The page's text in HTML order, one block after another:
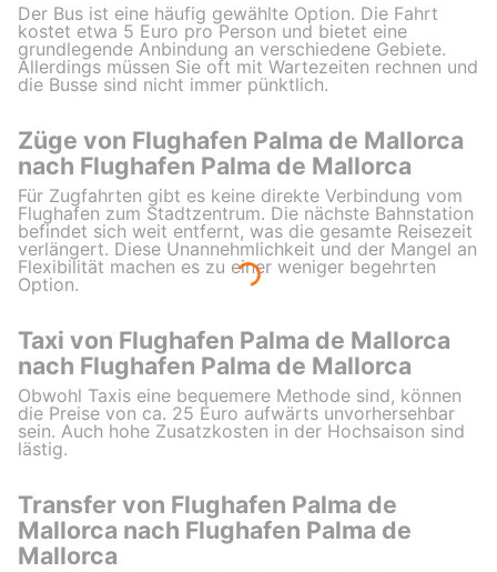
Der Bus ist eine häufig gewählte Option. Die Fahrt
kostet etwa 5 Euro pro Person und bietet eine
grundlegende Anbindung an verschiedene Gebiete.
Allerdings müssen Sie oft mit Wartezeiten rechnen und
die Busse sind nicht immer pünktlich.
Züge von Flughafen Palma de Mallorca
nach Flughafen Palma de Mallorca
Für Zugfahrten gibt es keine direkte Verbindung vom
Flughafen zum Stadtzentrum. Die nächste Bahnstation
befindet sich weit entfernt, was die gesamte Reisezeit
verlängert. Diese Unannehmlichkeit und der Mangel an
Flexibilität machen es zu einer weniger begehrten
Option.
Taxi von Flughafen Palma de Mallorca
nach Flughafen Palma de Mallorca
Obwohl Taxis eine bequemere Methode sind, können
die Preise von ca. 25 Euro aufwärts unvorhersehbar
sein. Auch hohe Zusatzkosten in der Hochsaison sind
lästig.
Transfer von Flughafen Palma de
Mallorca nach Flughafen Palma de
Mallorca